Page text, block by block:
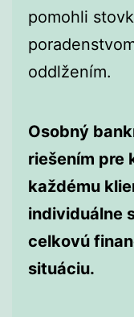
pomohli
oddlžením.
Osobný
riešením pre
každému
individuálne
celkovú
situáciu.